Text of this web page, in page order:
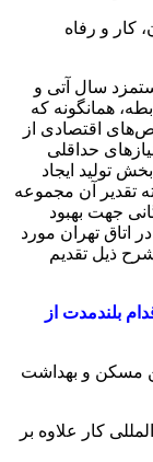
کار و رفاه
سال آتی و
همانگونه که
اقتصادی از
حداقلی
تولید ایجاد
تقدیر آن مجموعه
جهت بهبود
اتاق تهران مورد
ذیل تقدیم
بلندمدت از
مسکن و بهداشت
کار علاوه بر